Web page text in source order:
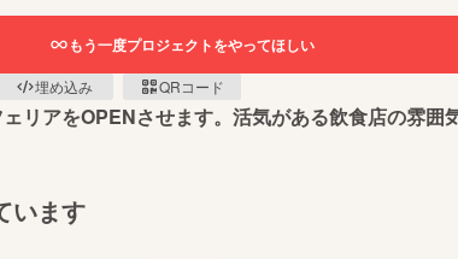
もう一度プロジェクトをやってほしい
埋め込み QRコード
リアをOPENさせます。活気がある飲食店の雰囲
います